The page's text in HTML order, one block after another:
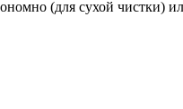
(для сухой